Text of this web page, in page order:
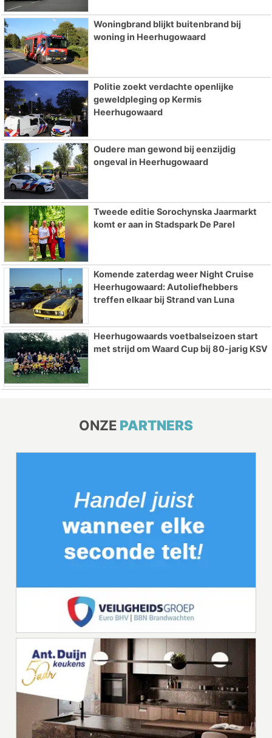
Woningbrand blijkt buitenbrand bij
woning in Heerhugowaard
Politie zoekt verdachte openlijke
geweldpleging op Kermis
Heerhugowaard
Oudere man gewond bij eenzijdig
ongeval in Heerhugowaard
Tweede editie Sorochynska Jaarmarkt
komt er aan in Stadspark De Parel
Komende zaterdag weer Night Cruise
Heerhugowaard: Autoliefhebbers
treffen elkaar bij Strand van Luna
Heerhugowaards voetbalseizoen start
met strijd om Waard Cup bij 80-jarig KSV
ONZE PARTNERS